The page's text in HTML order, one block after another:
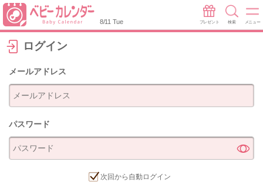
8/11 Tue プレゼント 検索 メニュー
ログイン
メールアドレス
パスワード
次回から自動ログイン